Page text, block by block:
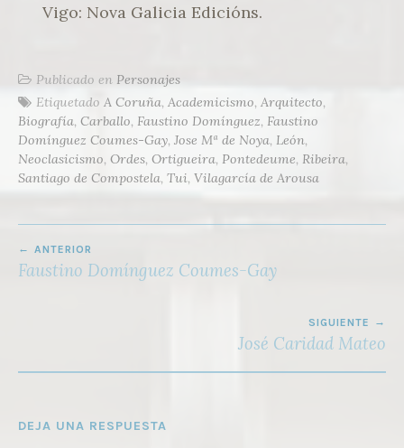
Vigo: Nova Galicia Edicións.
Publicado en Personajes
Etiquetado A Coruña, Academicismo, Arquitecto,
Biografía, Carballo, Faustino Domínguez, Faustino
Domínguez Coumes-Gay, Jose Mª de Noya, León,
Neoclasicismo, Ordes, Ortigueira, Pontedeume, Ribeira,
Santiago de Compostela, Tui, Vilagarcía de Arousa
DE
ANTERIOR
Faustino Domínguez Coumes-Gay
SIGUIENTE
José Caridad Mateo
DEJA UNA RESPUESTA